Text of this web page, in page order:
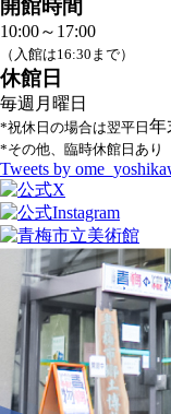
開館時間
10:00～17:00
（入館は16:30まで）
休館日
毎週月曜日
*祝休日の場合は翌平日 年
*その他、臨時休館日あり
Tweets by